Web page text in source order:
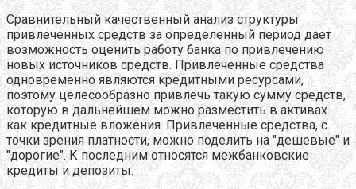
Сравнительный качественный анализ структуры
привлеченных средств за определенный период дает
возможность оценить работу банка по привлечению
новых источников средств. Привлеченные средства
одновременно являются кредитными ресурсами,
поэтому целесообразно привлечь такую сумму средств,
которую в дальнейшем можно разместить в активах
как кредитные вложения. Привлеченные средства, с
точки зрения платности, можно поделить на "дешевые" и
"дорогие". К последним относятся межбанковские
кредиты и депозиты.